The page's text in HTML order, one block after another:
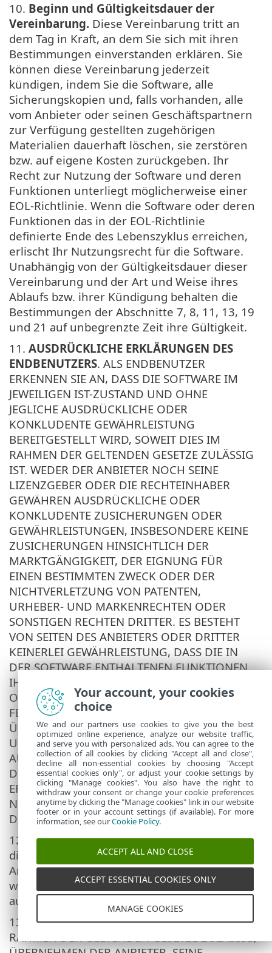
10. Beginn und Gültigkeitsdauer der
Vereinbarung. Diese Vereinbarung tritt an
dem Tag in Kraft, an dem Sie sich mit ihren
Bestimmungen einverstanden erklären. Sie
können diese Vereinbarung jederzeit
kündigen, indem Sie die Software, alle
Sicherungskopien und, falls vorhanden, alle
vom Anbieter oder seinen Geschäftspartnern
zur Verfügung gestellten zugehörigen
Materialien dauerhaft löschen, sie zerstören
bzw. auf eigene Kosten zurückgeben. Ihr
Recht zur Nutzung der Software und deren
Funktionen unterliegt möglicherweise einer
EOL-Richtlinie. Wenn die Software oder deren
Funktionen das in der EOL-Richtlinie
definierte Ende des Lebenszyklus erreichen,
erlischt Ihr Nutzungsrecht für die Software.
Unabhängig von der Gültigkeitsdauer dieser
Vereinbarung und der Art und Weise ihres
Ablaufs bzw. ihrer Kündigung behalten die
Bestimmungen der Abschnitte 7, 8, 11, 13, 19
und 21 auf unbegrenzte Zeit ihre Gültigkeit.
11. AUSDRÜCKLICHE ERKLÄRUNGEN DES
ENDBENUTZERS. ALS ENDBENUTZER
ERKENNEN SIE AN, DASS DIE SOFTWARE IM
JEWEILIGEN IST-ZUSTAND UND OHNE
JEGLICHE AUSDRÜCKLICHE ODER
KONKLUDENTE GEWÄHRLEISTUNG
BEREITGESTELLT WIRD, SOWEIT DIES IM
RAHMEN DER GELTENDEN GESETZE ZULÄSSIG
IST. WEDER DER ANBIETER NOCH SEINE
LIZENZGEBER ODER DIE RECHTEINHABER
GEWÄHREN AUSDRÜCKLICHE ODER
KONKLUDENTE ZUSICHERUNGEN ODER
GEWÄHRLEISTUNGEN, INSBESONDERE KEINE
ZUSICHERUNGEN HINSICHTLICH DER
MARKTGÄNGIGKEIT, DER EIGNUNG FÜR
EINEN BESTIMMTEN ZWECK ODER DER
NICHTVERLETZUNG VON PATENTEN,
URHEBER- UND MARKENRECHTEN ODER
SONSTIGEN RECHTEN DRITTER. ES BESTEHT
VON SEITEN DES ANBIETERS ODER DRITTER
KEINERLEI GEWÄHRLEISTUNG, DASS DIE IN
DER SOFTWARE ENTHALTENEN FUNKTIONEN
IHREN ANFORDERUNGEN ENTSPRECHEN
ODER DASS DIE SOFTWARE STÖRUNGS- UND
FEHLERFREI AUSGEFÜHRT WIRD. SIE
ÜBERNEHMEN DIE VOLLE VERANTWORTUNG
UND DAS VOLLE RISIKO HINSICHTLICH DER
AUSWAHL DER SOFTWARE ZUM ERREICHEN
DER VON IHNEN BEABSICHTIGTEN
ERGEBNISSE SOWIE FÜR INSTALLATION UND
NUTZUNG DER SOFTWARE UND DEN MIT
DIESER ERZIELTEN ERGEBNISSEN.
12.
Keine weiteren Verpflichtungen. Aus
dieser Vereinbarung ergeben sich für den
Anbieter und seine Lizenzgeber keine
weiteren Verpflichtungen außer den explizit
aufgeführten.
13.
HAFTUNGSAUSSCHLUSS. SOWEIT IM
RAHMEN DER GELTENDEN GESETZE ZULÄSSIG,
Your account, your cookies
choice
We and our partners use cookies to give you the best
optimized online experience, analyze our website traffic,
and serve you with personalized ads. You can agree to the
collection of all cookies by clicking "Accept all and close",
decline all non-essential cookies by choosing "Accept
essential cookies only", or adjust your cookie settings by
clicking "Manage cookies". You also have the right to
withdraw your consent or change your cookie preferences
anytime by clicking the "Manage cookies" link in our website
footer or in your account settings (if available). For more
information, see ourCookie Policy.
ACCEPT ALL AND CLOSE
ACCEPT ESSENTIAL COOKIES ONLY
MANAGE COOKIES